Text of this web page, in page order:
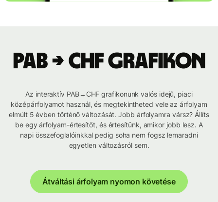
PAB → CHF grafikon
Az interaktív PAB→CHF grafikonunk valós idejű, piaci
középárfolyamot használ, és megtekintheted vele az árfolyam
elmúlt 5 évben történő változását. Jobb árfolyamra vársz? Állíts
be egy árfolyam-értesítőt, és értesítünk, amikor jobb lesz. A
napi összefoglalóinkkal pedig soha nem fogsz lemaradni
egyetlen változásról sem.
Átváltási árfolyam nyomon követése